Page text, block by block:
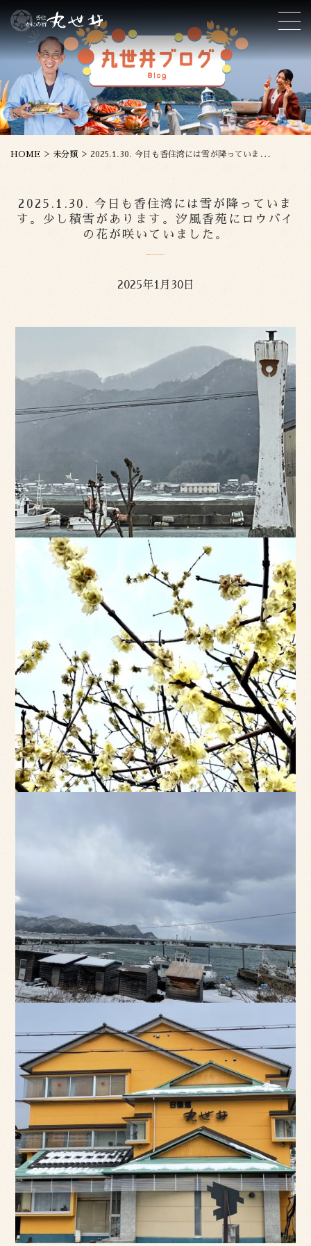
HOME > 未分類 > 2025.1.30. 今日も香住湾には雪が降っています。少し積雪があります。汐風香苑にロウバイの花が咲いていました。
2025.1.30. 今日も香住湾には雪が降っていま
す。少し積雪があります。汐風香苑にロウバイ
の花が咲いていました。
2025年1月30日